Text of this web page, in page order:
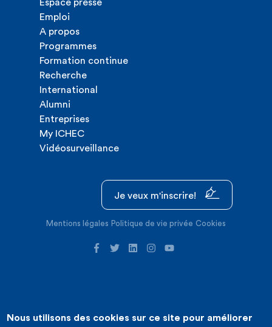
Espace presse
Emploi
A propos
Programmes
Formation continue
Recherche
International
Alumni
Entreprises
My ICHEC
Vidéosurveillance
Je veux m'inscrire!
Mentions légales Politique de vie privée Cookies
©2026 ICHEC |Création de site internet : Expansion
Nous utilisons des cookies sur ce site pour améliorer